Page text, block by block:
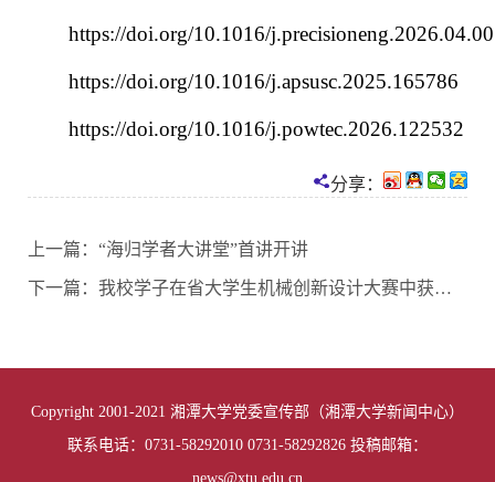
https://doi.org/10.1016/
https://doi.org/10.1016/j.apsusc.2025.165786
https://doi.org/10.1016/j.powtec.2026.122532
分享：
上一篇： “海归学者大讲堂”首讲开讲
下一篇： 我校学子在省大学生机械创新设计大赛中获佳绩
Copyright 2001-2021 湘潭大学党委宣传部（湘潭大学新闻中心）
联系电话：0731-58292010 0731-58292826 投稿邮箱：
news@xtu.edu.cn